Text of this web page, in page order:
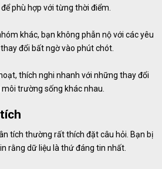
phù hợp với từng thời điểm.
khác, bạn không phẫn nộ với các yêu
đổi bất ngờ vào phút chót.
thích nghi nhanh với những thay đổi
trường sống khác nhau.
tích thường rất thích đặt câu hỏi. Bạn bị
rằng dữ liệu là thứ đáng tin nhất.